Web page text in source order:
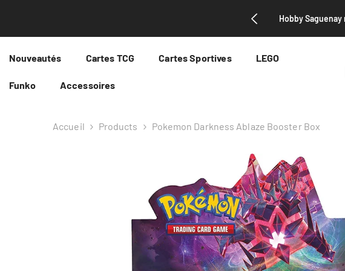
Nouveautés Cartes TCG Cartes Sportives LEGO
Funko Accessoires
Accueil Products Pokemon Darkness Ablaze Booster Box